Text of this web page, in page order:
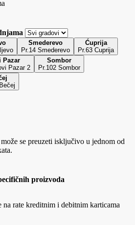
Smederevo
Pr.14 Smederevo
Ćuprija
Pr.63 Cuprija
Pazar
Pazar 2
Sombor
Pr.102 Sombor
se preuzeti isključivo u jednom od
proizvoda
na rate kreditnim i debitnim karticama